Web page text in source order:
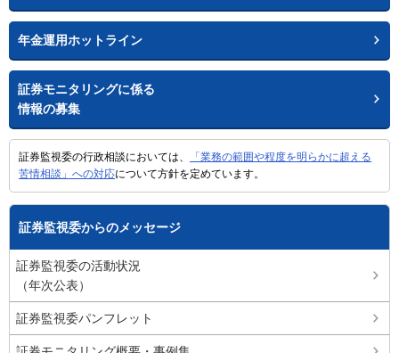
年金運用ホットライン
証券モニタリングに係る
情報の募集
証券監視委の行政相談においては、
「業務の範囲や程度を明らかに超える
苦情相談」への対応について方針を定めています。
証券監視委からのメッセージ
証券監視委の活動状況
（年次公表）
証券監視委パンフレット